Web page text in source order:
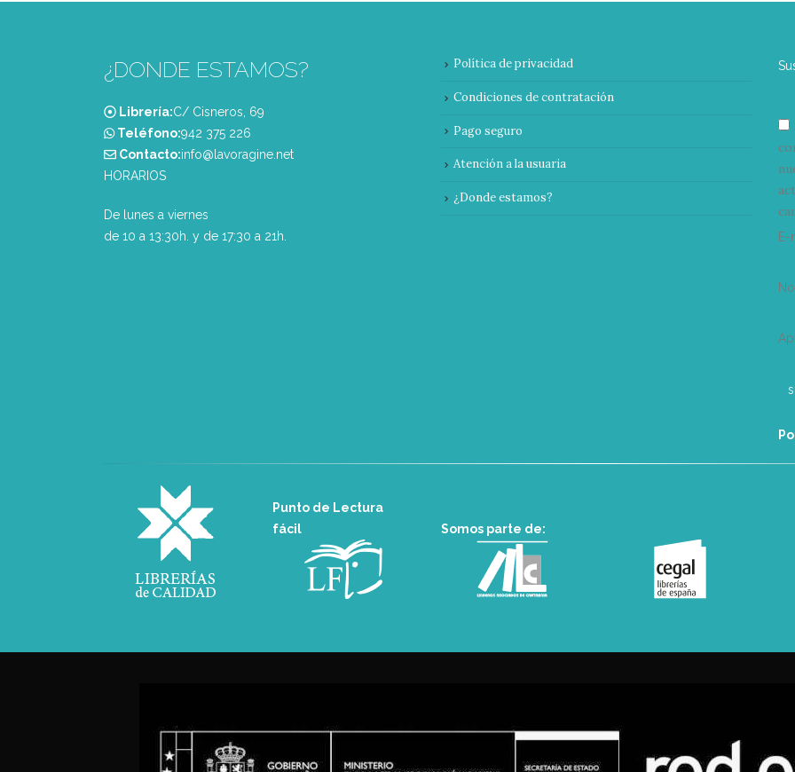
¿DONDE ESTAMOS?
Librería:C/ Cisneros, 69
Teléfono:‭942 375 226‬
Contacto:info@lavoragine.net
HORARIOS
De lunes a viernes
de 10 a 13:30h. y de 17:30 a 21h.
Política de privacidad
Condiciones de contratación
Pago seguro
Atención a la usuaria
¿Donde estamos?
E-
Punto de Lectura
fácil
Somos parte de: